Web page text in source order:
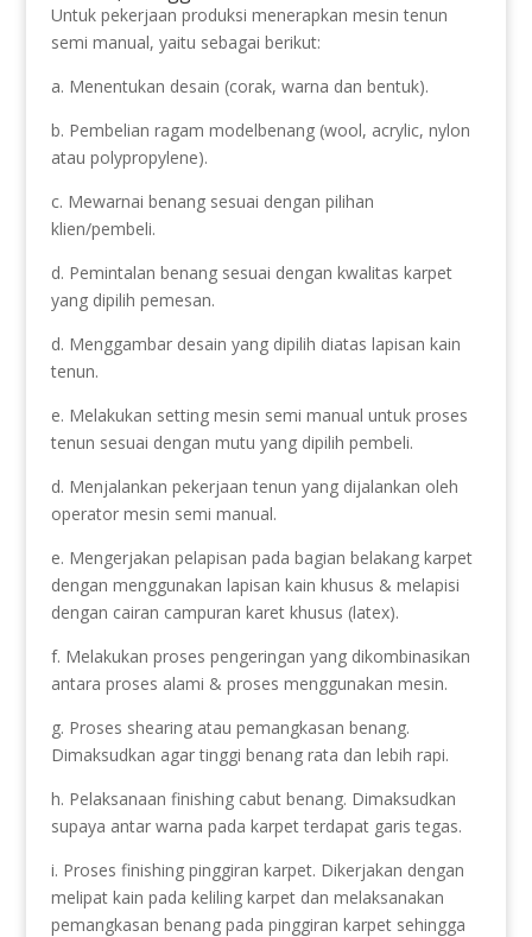
Untuk pekerjaan produksi menerapkan mesin tenun
semi manual, yaitu sebagai berikut:
a. Menentukan desain (corak, warna dan bentuk).
b. Pembelian ragam modelbenang (wool, acrylic, nylon
atau polypropylene).
c. Mewarnai benang sesuai dengan pilihan
klien/pembeli.
d. Pemintalan benang sesuai dengan kwalitas karpet
yang dipilih pemesan.
d. Menggambar desain yang dipilih diatas lapisan kain
tenun.
e. Melakukan setting mesin semi manual untuk proses
tenun sesuai dengan mutu yang dipilih pembeli.
d. Menjalankan pekerjaan tenun yang dijalankan oleh
operator mesin semi manual.
e. Mengerjakan pelapisan pada bagian belakang karpet
dengan menggunakan lapisan kain khusus & melapisi
dengan cairan campuran karet khusus (latex).
f. Melakukan proses pengeringan yang dikombinasikan
antara proses alami & proses menggunakan mesin.
g. Proses shearing atau pemangkasan benang.
Dimaksudkan agar tinggi benang rata dan lebih rapi.
h. Pelaksanaan finishing cabut benang. Dimaksudkan
supaya antar warna pada karpet terdapat garis tegas.
i. Proses finishing pinggiran karpet. Dikerjakan dengan
melipat kain pada keliling karpet dan melaksanakan
pemangkasan benang pada pinggiran karpet sehingga